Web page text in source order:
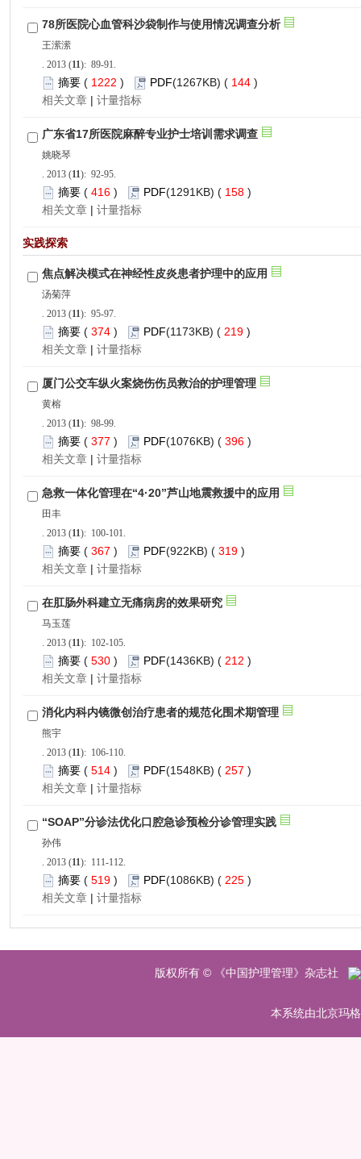
): 89-91.
1222 ) 144 )
|
): 92-95.
416 ) 158 )
|
): 95-97.
374 ) 219 )
|
): 98-99.
377 ) 396 )
|
): 100-101.
367 ) 319 )
|
): 102-105.
530 ) 212 )
|
): 106-110.
514 ) 257 )
|
): 111-112.
519 ) 225 )
|
版权所有 © 《中国护理管理》杂志社
本系统由北京玛